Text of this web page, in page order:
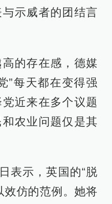
示威者的团结言
的存在感，德媒
”每天都在变得强
近来在多个议题
和农业问题仅是其
表示，英国的“脱
效仿的范例。她将